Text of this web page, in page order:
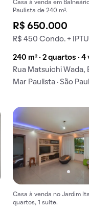
Casa à venda em
Paulista de 240 m².
R$ 650.000
R$ 450 Condo. + IPTU
240 m² · 2 quartos · 4
Rua Matsuichi Wada,
Mar Paulista · São
Casa à venda no Jardim
quartos, 1 suíte.